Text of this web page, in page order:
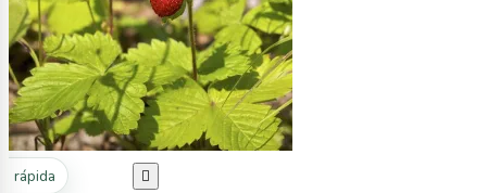
rápida 